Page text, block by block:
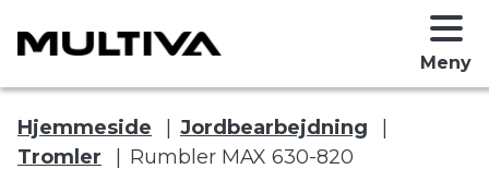
Meny
Hjemmeside Jordbearbejdning
Tromler
Rumbler MAX 630-820